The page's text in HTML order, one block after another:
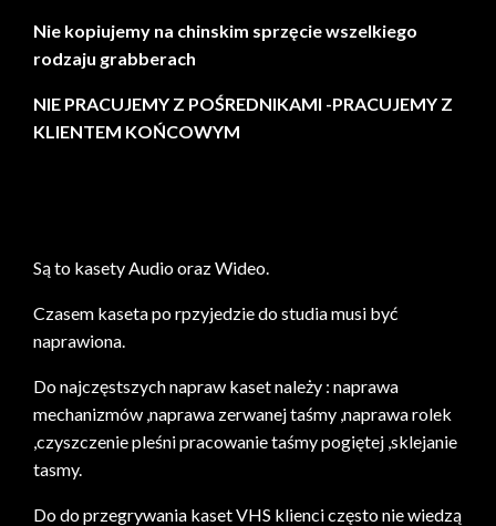
Nie kopiujemy na chinskim sprzęcie wszelkiego
rodzaju grabberach
NIE PRACUJEMY Z POŚREDNIKAMI -PRACUJEMY Z
KLIENTEM KOŃCOWYM
Są to kasety Audio oraz Wideo.
Czasem kaseta po rpzyjedzie do studia musi być
naprawiona.
Do najczęstszych napraw kaset należy : naprawa
mechanizmów ,naprawa zerwanej taśmy ,naprawa rolek
,czyszczenie pleśni pracowanie taśmy pogiętej ,sklejanie
tasmy.
Do do przegrywania kaset VHS klienci często nie wiedzą